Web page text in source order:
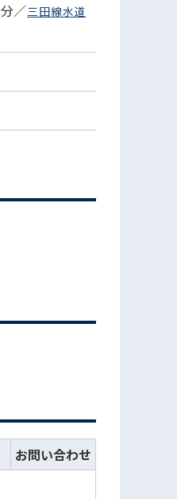
／三田線水道
お問い合わせ